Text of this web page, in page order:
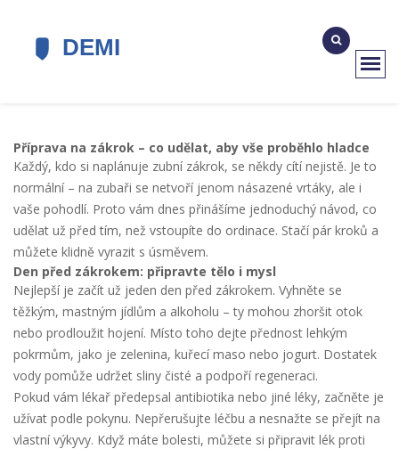
Příprava na zákrok – co udělat, aby vše proběhlo hladce
Každý, kdo si naplánuje zubní zákrok, se někdy cítí nejistě. Je to
normální – na zubaři se netvoří jenom násazené vrtáky, ale i
vaše pohodlí. Proto vám dnes přinášíme jednoduchý návod, co
udělat už před tím, než vstoupíte do ordinace. Stačí pár kroků a
můžete klidně vyrazit s úsměvem.
Den před zákrokem: připravte tělo i mysl
Nejlepší je začít už jeden den před zákrokem. Vyhněte se
těžkým, mastným jídlům a alkoholu – ty mohou zhoršit otok
nebo prodloužit hojení. Místo toho dejte přednost lehkým
pokrmům, jako je zelenina, kuřecí maso nebo jogurt. Dostatek
vody pomůže udržet sliny čisté a podpoří regeneraci.
Pokud vám lékař předepsal antibiotika nebo jiné léky, začněte je
užívat podle pokynu. Nepřerušujte léčbu a nesnažte se přejít na
vlastní výkyvy. Když máte bolesti, můžete si připravit lék proti